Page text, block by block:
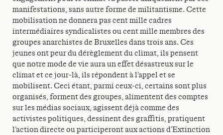
manifestations, sans autre forme de militantisme. Cette
mobilisation ne donnera pas cent mille cadres
intermédiaires syndicalistes ou cent mille membres des
groupes anarchistes de Bruxelles dans trois ans. Ces
jeunes ont peur du dérèglement du climat, ils pensent
que notre mode de vie aura un effet désastreux sur le
climat et ce jour-là, ils répondent à l’appel et se
mobilisent. Ceci étant, parmi ceux-ci, certains sont plus
organisés, forment des groupes, alimentent des comptes
sur les médias sociaux, agissent déjà comme des
activistes politiques, dessinent des graffitis, pratiquent
l’action directe ou participeront aux actions d’Extinction